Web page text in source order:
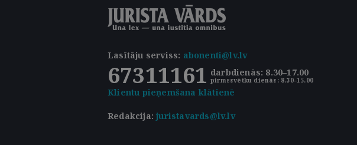
Lasītāju serviss: abonenti@lv.lv
67311161 darbdienās: 8.30–17.00
pirmssvētku dienās: 8.30–15.00
Klientu pieņemšana klātienē
Redakcija:juristavards@lv.lv